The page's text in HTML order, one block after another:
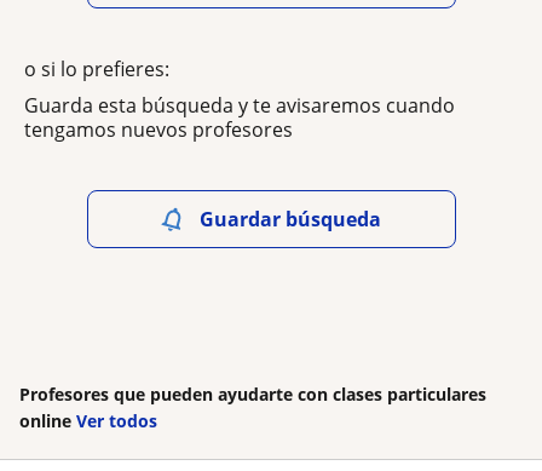
o si lo prefieres:
Guarda esta búsqueda y te avisaremos cuando
tengamos nuevos profesores
Guardar búsqueda
Profesores que pueden ayudarte con clases particulares
online Ver todos